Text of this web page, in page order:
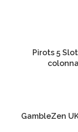
Pirots 5
GambleZen